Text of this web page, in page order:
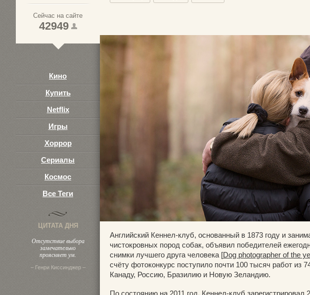
Сейчас на сайте
42949
Кино
Купить
Netflix
Игры
Хоррор
Сериалы
Космос
Все Теги
ЦИТАТА ДНЯ
Отсутствие выбора
замечательно
проясняет ум.
– Генри Киссинджер –
Английский Кеннел-клуб, основанный в 1873 году и
чистокровных пород собак, объявил победителей
снимки лучшего друга человека [Dog photographer of the
счёту фотоконкурс поступило почти 100 тысяч работ из
Канаду, Россию, Бразилию и Новую Зеландию.
По состоянию на 2011 год, Кеннел-клуб